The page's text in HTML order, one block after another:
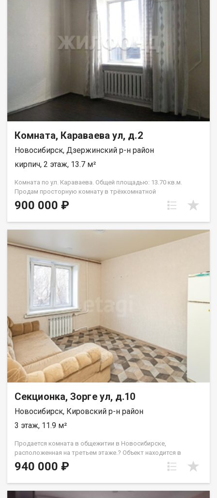
Выгодно, с учётом того,что в квартире 22-й год никто не
проживает и никто не прописан. Есть в продаже зем участок
10 соток, которым владею единолично.
Комната, Караваева ул, д.2
Новосибирск, Дзержинский р-н район
кирпич, 2 этаж, 13.7 м²
Комната по ул. Караваева. Общей площадью: 13.70 кв.м.
Продам просторную комнату в трёхкомнатной
полногабаритной квартире на комфортном этаже. Комната
светлая, квадратной формы, в хорошем, жилом состоянии (
ламинат). Высокие потолки добавляют ощущения большого
пространства. Квартира малонаселённая, на просторной
кухне хватает места всем жильцам. В конце 2024 года в доме
была заменена кровля. Дом расположен в районе с развитой
инфраструктурой, рядом есть всё, что нужно для комфортной
жизни. Остановка общественного транспорта находится
рядом с домом. Приглашаем на просмотр. Возможен обмен
на вашу недвижимость. Возможна продажа в рассрочку. При
звонке, пожалуйста, сообщите номер варианта -
JV009054113079.
900 000 ₽
Секционка, Зорге ул, д.10
Новосибирск, Кировский р-н район
3 этаж, 11.9 м²
Продается комната в общежитии в Новосибирске,
расположенная на третьем этаже.? Объект находится в
хорошем состоянии благодаря проведенному ремонту. В
комнату установлена новая надежная металлическая дверь,
также оборудована крепкой входной дверью, которая всегда
940 000 ₽